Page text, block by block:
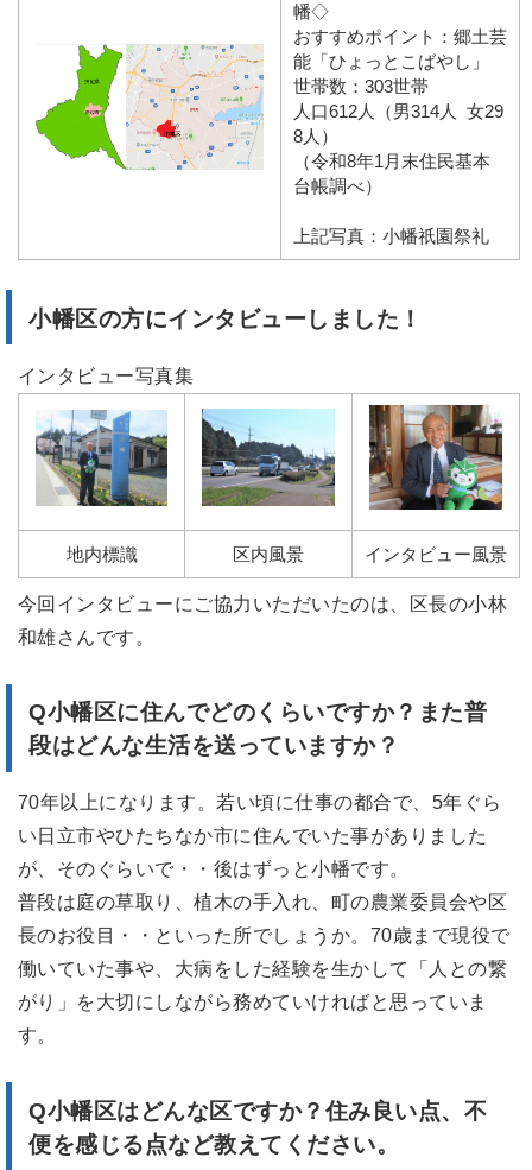
幡◇
おすすめポイント：郷土芸
能「ひょっとこばやし」
世帯数：303世帯
人口612人（男314人 女29
8人）
（令和8年1月末住民基本
台帳調べ）
上記写真：小幡祇園祭礼
小幡区の方にインタビューしました！
インタビュー写真集
地内標識 区内風景 インタビュー風景
今回インタビューにご協力いただいたのは、区長の小林
和雄さんです。
Q小幡区に住んでどのくらいですか？また普
段はどんな生活を送っていますか？
70年以上になります。若い頃に仕事の都合で、5年ぐら
い日立市やひたちなか市に住んでいた事がありました
が、そのぐらいで・・後はずっと小幡です。
普段は庭の草取り、植木の手入れ、町の農業委員会や区
長のお役目・・といった所でしょうか。70歳まで現役で
働いていた事や、大病をした経験を生かして「人との繋
がり」を大切にしながら務めていければと思っていま
す。
Q小幡区はどんな区ですか？ 住み良い点、不
便を感じる点など教えてください。